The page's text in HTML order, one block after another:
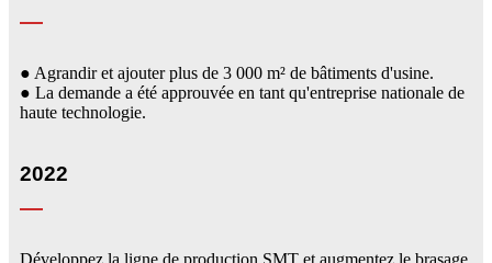
● Agrandir et ajouter plus de 3 000 m² de bâtiments d'usine.
● La demande a été approuvée en tant qu'entreprise nationale de
haute technologie.
2022
Développez la ligne de production SMT et augmentez le brasage